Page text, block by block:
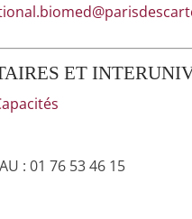
ET
: 01 76 53 46 15